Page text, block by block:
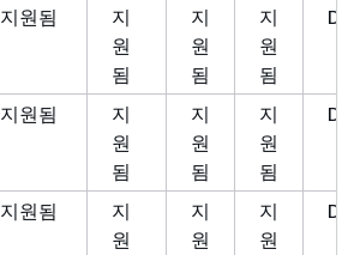
지원됨
지
원
됨
지
원
됨
지
원
됨
지원됨
지
원
됨
지
원
됨
지
원
됨
지원됨
지
원
지
원
지
원